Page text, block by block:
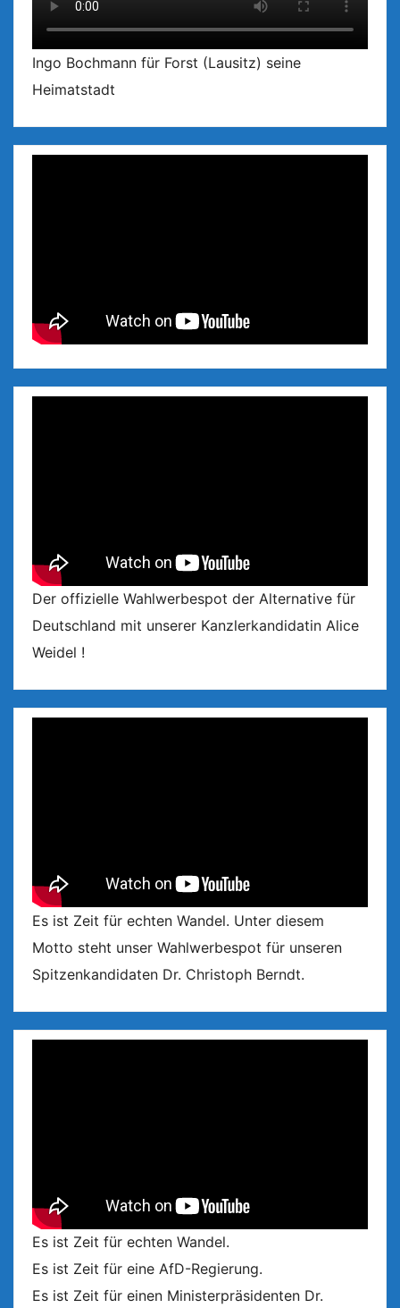
Ingo Bochmann für Forst (Lausitz) seine
Heimatstadt
Der offizielle Wahlwerbespot der Alternative für
Deutschland mit unserer Kanzlerkandidatin Alice
Weidel !
Es ist Zeit für echten Wandel. Unter diesem
Motto steht unser Wahlwerbespot für unseren
Spitzenkandidaten Dr. Christoph Berndt.
Es ist Zeit für echten Wandel.
Es ist Zeit für eine AfD-Regierung.
Es ist Zeit für einen Ministerpräsidenten Dr.